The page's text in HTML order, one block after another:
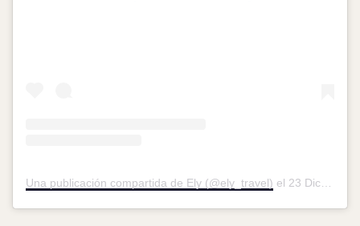
Una publicación compartida de Ely (@ely_travel) el 23 Dic, 2017 a las 10:14 PST